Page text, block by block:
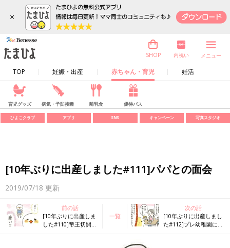
×
TOP 妊娠・出産 赤ちゃん・育児 妊活
SHOP 内祝い メニュー
育児グッズ 病気・予防接種 離乳食 優待パス
ひよこクラブ アプリ SNS キャンペーン 写真スタジオ
[10年ぶりに出産しました#111]パパとの面会
2019/07/18 更新
前の話
[10年ぶりに出産しま
した#110]帝王切開２
一覧
次の話
[10年ぶりに出産しまし
た#112]プレ幼稚園に